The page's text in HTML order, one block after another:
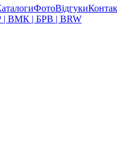
ФотоВідгуки
ВМК | БРВ | BRW